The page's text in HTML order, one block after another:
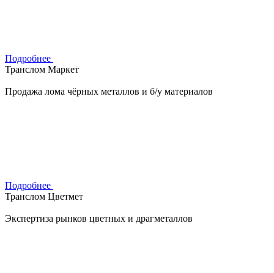
Подробнее
Транслом Маркет
Продажа лома чёрных металлов и б/у материалов
Подробнее
Транслом Цветмет
Экспертиза рынков цветных и драгметаллов